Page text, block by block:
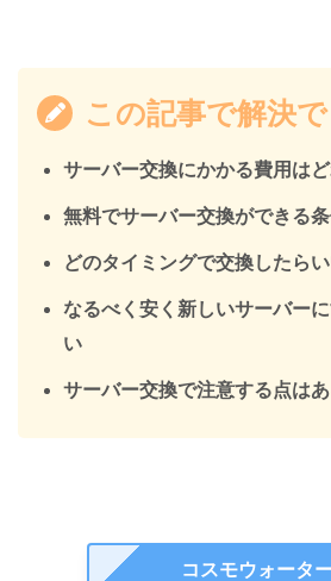
この記事で解決
サーバー交換にかかる費用は
無料でサーバー交換ができる
どのタイミングで交換したらい
なるべく安く新しいサーバー
い
サーバー交換で注意する点はあ
コスモウォータ